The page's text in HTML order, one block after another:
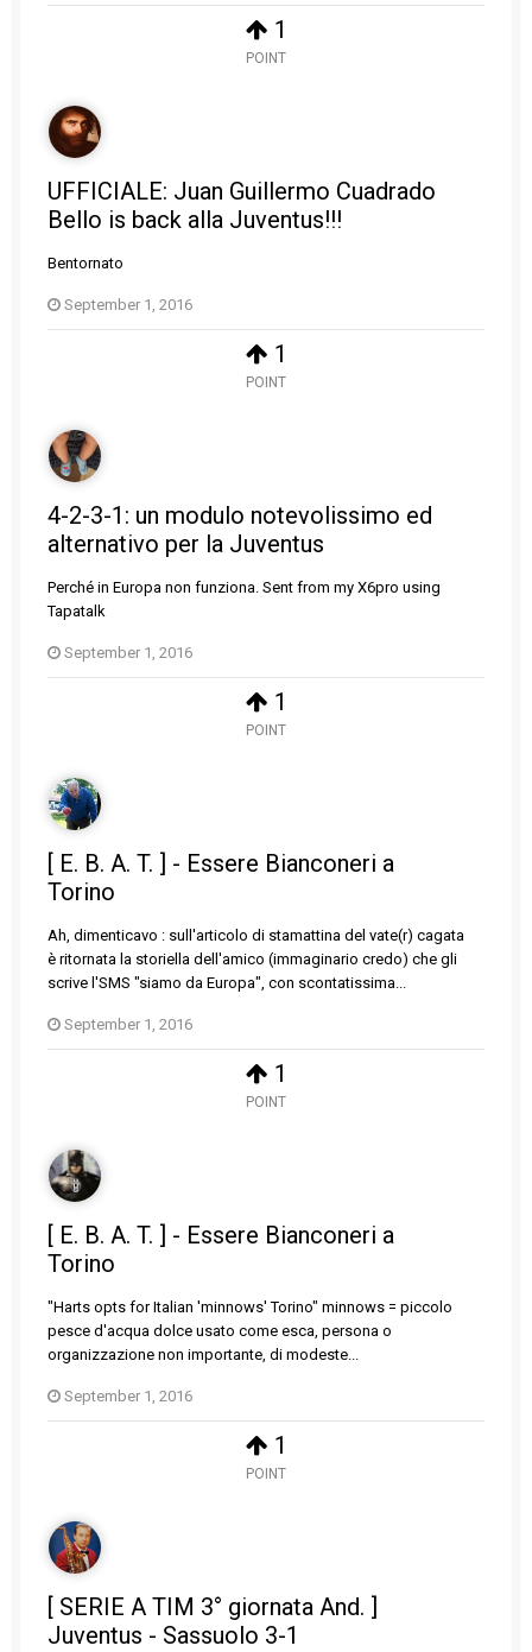
1
POINT
1
POINT
UFFICIALE: Juan Guillermo Cuadrado
Bello is back alla Juventus!!!
Bentornato
September 1, 2016
1
POINT
4-2-3-1: un modulo notevolissimo ed
alternativo per la Juventus
Perché in Europa non funziona. Sent from my X6pro using
Tapatalk
September 1, 2016
1
POINT
[ E. B. A. T. ] - Essere Bianconeri a
Torino
Ah, dimenticavo : sull'articolo di stamattina del vate(r) cagata
è ritornata la storiella dell'amico (immaginario credo) che gli
scrive l'SMS "siamo da Europa", con scontatissima...
September 1, 2016
1
POINT
[ E. B. A. T. ] - Essere Bianconeri a
Torino
"Harts opts for Italian 'minnows' Torino" minnows = piccolo
pesce d'acqua dolce usato come esca, persona o
organizzazione non importante, di modeste...
September 1, 2016
[ SERIE A TIM 3° giornata And. ]
Juventus - Sassuolo 3-1